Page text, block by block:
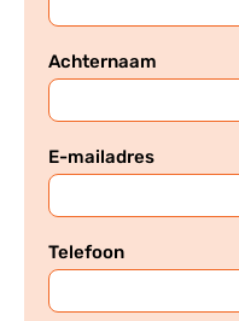
Achternaam
E-mailadres
Telefoon